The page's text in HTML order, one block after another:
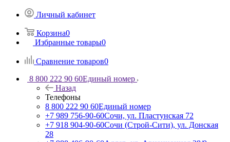
Личный кабинет
Корзина0
Избранные товары0
Сравнение товаров0
8 800 222 90 60Единый номер
Назад
Телефоны
8 800 222 90 60Единый номер
+7 989 756-90-60Сочи, ул. Пластунская 72
+7 918 904-90-60Сочи (Строй-Сити), ул. Донская
28